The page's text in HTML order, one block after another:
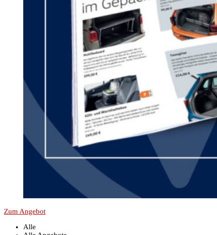
Zum Angebot
Alle